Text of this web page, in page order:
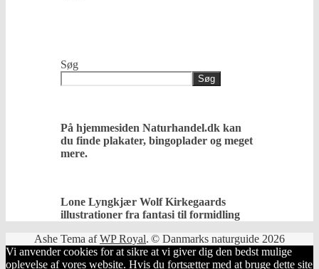
Søg
Søg
På hjemmesiden Naturhandel.dk kan
du finde plakater, bingoplader og meget
mere.
Lone Lyngkjær Wolf Kirkegaards
illustrationer fra fantasi til formidling
© Danmarks naturguide 2026
Ashe Tema afWP Royal.
Vi anvender cookies for at sikre at vi giver dig den bedst mulige
oplevelse af vores website. Hvis du fortsætter med at bruge dette site